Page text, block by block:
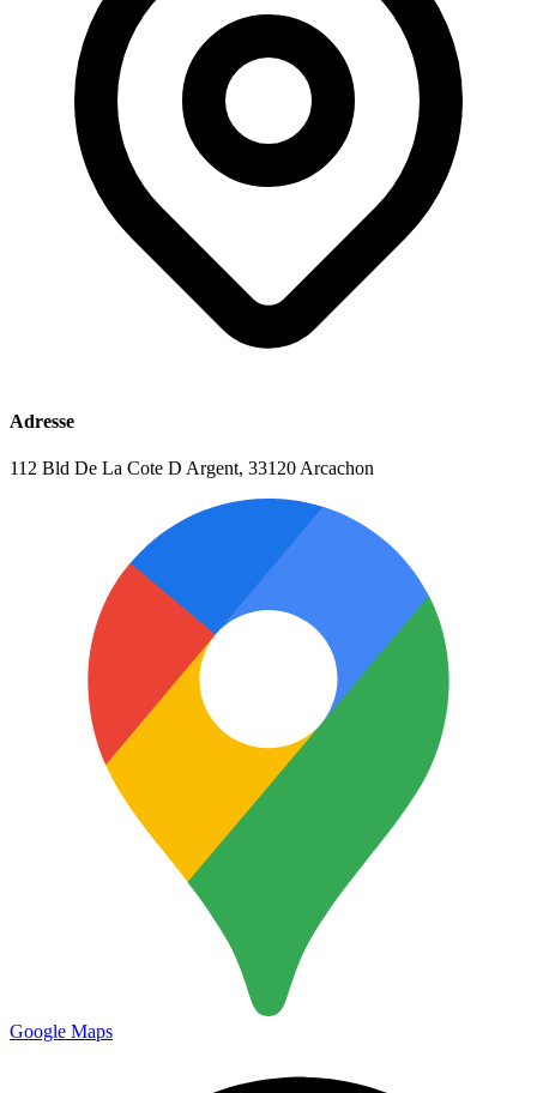
Adresse
112 Bld De La Cote D Argent, 33120 Arcachon
Google Maps